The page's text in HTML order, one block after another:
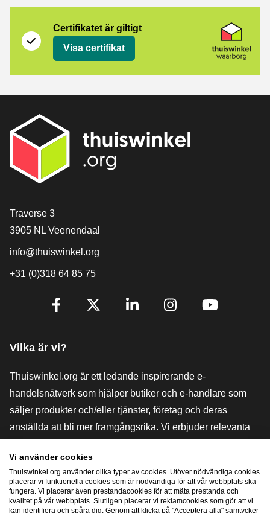
Certifikatet är giltigt
Visa certifikat
[_General:Contact]
Traverse 3
3905 NL Veenendaal
info@thuiswinkel.org
+31 (0)318 64 85 75
[_General:SocialMediaTitle]
Vilka är vi?
Thuiswinkel.org är ett ledande inspirerande e-
handelsnätverk som hjälper butiker och e-handlare som
säljer produkter och/eller tjänster, företag och deras
anställda att bli mer framgångsrika. Vi erbjuder relevanta
Thuiswinkel-recensioner, rättsliga medel och rådgivning,
stöd, marknadsundersökningar och vi har en egen
utbildningsplattform, Thuiswinkel e-Academy.
Vi använder cookies
Thuiswinkel.org använder olika typer av cookies. Utöver nödvändiga cookies
placerar vi funktionella cookies som är nödvändiga för att vår webbplats ska
fungera. Vi placerar även prestandacookies för att mäta prestanda och
kvalitet på vår webbplats. Slutligen placerar vi reklamcookies som gör att vi
kan identifiera och spåra dig. Genom att klicka på "Acceptera alla" samtycker